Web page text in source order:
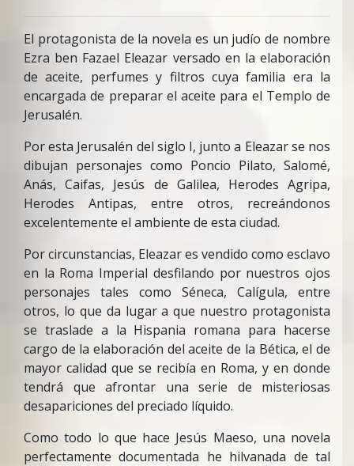
El protagonista de la novela es un judío de nombre
Ezra ben Fazael Eleazar versado en la elaboración
de aceite, perfumes y filtros cuya familia era la
encargada de preparar el aceite para el Templo de
Jerusalén.
Por esta Jerusalén del siglo I, junto a Eleazar se nos
dibujan personajes como Poncio Pilato, Salomé,
Anás, Caifas, Jesús de Galilea, Herodes Agripa,
Herodes Antipas, entre otros, recreándonos
excelentemente el ambiente de esta ciudad.
Por circunstancias, Eleazar es vendido como esclavo
en la Roma Imperial desfilando por nuestros ojos
personajes tales como Séneca, Calígula, entre
otros, lo que da lugar a que nuestro protagonista
se traslade a la Hispania romana para hacerse
cargo de la elaboración del aceite de la Bética, el de
mayor calidad que se recibía en Roma, y en donde
tendrá que afrontar una serie de misteriosas
desapariciones del preciado líquido.
Como todo lo que hace Jesús Maeso, una novela
perfectamente documentada he hilvanada de tal